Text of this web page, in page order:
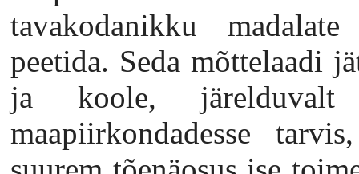
tavakodanikku
peetida. Seda mõttelaadi
ja koole,
maapiirkondadesse